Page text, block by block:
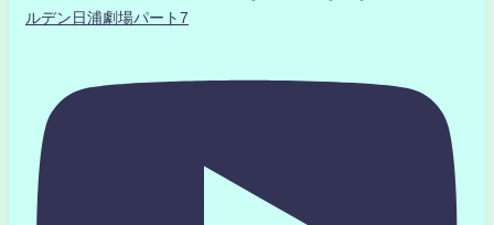
ルデン日浦劇場パート7